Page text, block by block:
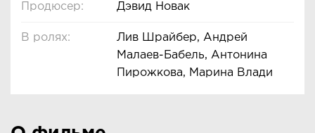
Продюсер: Дэвид Новак
В ролях:
Лив Шрайбер, Андрей
Малаев-Бабель, Антонина
Пирожкова, Марина Влади